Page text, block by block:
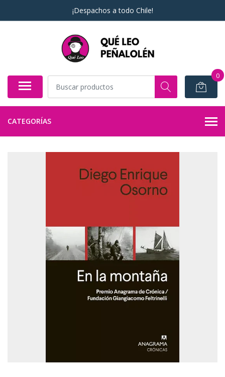
¡Despachos a todo Chile!
0
CATEGORÍAS